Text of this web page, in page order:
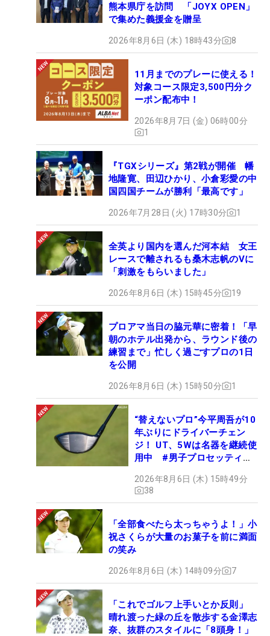
熊本県庁を訪問 「JOYX OPEN」
で集めた義援金を贈呈
2026年8月6日 (木) 18時43分 8
11月までのプレーに使える！
対象コース限定3,500円分ク
ーポン配布中！
2026年8月7日 (金) 06時00分
1
『TGXシリーズ』第2戦が開催 幡
地隆寛、田辺ひかり、小倉彩愛の中
国四国チームが勝利「最高です」
2026年7月28日 (火) 17時30分 1
全英より国内を選んだ河本結 女王
レースで離されるも桑木志帆のVに
「刺激をもらいました」
2026年8月6日 (木) 15時45分 19
プロアマ当日の脇元華に密着！「早
朝のホテル出発から、ラウンド後の
練習まで」忙しく過ごすプロの1日
を公開
2026年8月6日 (木) 15時50分 1
“替えないプロ”今平周吾が10
年ぶりにドライバーチェン
ジ！ UT、5Wは名器を継続使
用中 #男子プロセッティン
2026年8月6日 (木) 15時49分
38
「全部食べたら太っちゃうよ！」小
祝さくらが大量のお菓子を前に満面
の笑み
2026年8月6日 (木) 14時09分 7
「これでゴルフ上手いとか反則」
晴れ渡った緑の丘を散歩する金澤志
奈、抜群のスタイルに「8頭身！」